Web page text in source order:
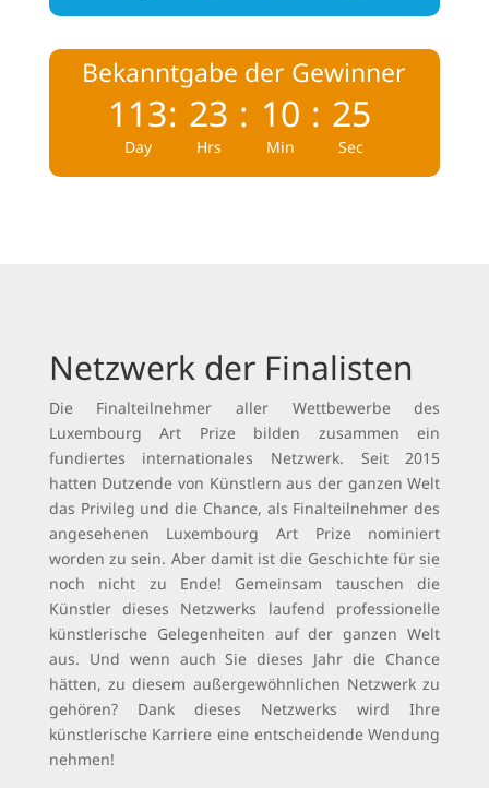
Bekanntgabe der Gewinner
113
Day
: 23
Hrs
: 10
Min
: 24
Sec
Netzwerk der Finalisten
Die Finalteilnehmer aller Wettbewerbe des
Luxembourg Art Prize bilden zusammen ein
fundiertes internationales Netzwerk. Seit 2015
hatten Dutzende von Künstlern aus der ganzen Welt
das Privileg und die Chance, als Finalteilnehmer des
angesehenen Luxembourg Art Prize nominiert
worden zu sein. Aber damit ist die Geschichte für sie
noch nicht zu Ende! Gemeinsam tauschen die
Künstler dieses Netzwerks laufend professionelle
künstlerische Gelegenheiten auf der ganzen Welt
aus. Und wenn auch Sie dieses Jahr die Chance
hätten, zu diesem außergewöhnlichen Netzwerk zu
gehören? Dank dieses Netzwerks wird Ihre
künstlerische Karriere eine entscheidende Wendung
nehmen!